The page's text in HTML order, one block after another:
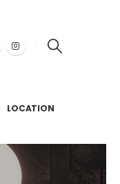
LOCATION